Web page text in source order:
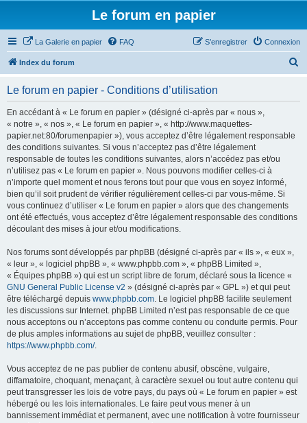
Le forum en papier
La Galerie en papier FAQ Connexion
S’enregistrer
Index du forum
Le forum en papier - Conditions d’utilisation
En accédant à « Le forum en papier » (désigné ci-après par « nous »,
« notre », « nos », « Le forum en papier », « http://www.maquettes-
papier.net:80/forumenpapier »), vous acceptez d’être légalement responsable
des conditions suivantes. Si vous n’acceptez pas d’être légalement
responsable de toutes les conditions suivantes, alors n’accédez pas et/ou
n’utilisez pas « Le forum en papier ». Nous pouvons modifier celles-ci à
n’importe quel moment et nous ferons tout pour que vous en soyez informé,
bien qu’il soit prudent de vérifier régulièrement celles-ci par vous-même. Si
vous continuez d’utiliser « Le forum en papier » alors que des changements
ont été effectués, vous acceptez d’être légalement responsable des conditions
découlant des mises à jour et/ou modifications.
Nos forums sont développés par phpBB (désigné ci-après par « ils », « eux »,
« leur », « logiciel phpBB », « www.phpbb.com », « phpBB Limited »,
« Équipes phpBB ») qui est un script libre de forum, déclaré sous la licence «
GNU General Public License v2 » (désigné ci-après par « GPL ») et qui peut
être téléchargé depuis www.phpbb.com. Le logiciel phpBB facilite seulement
les discussions sur Internet. phpBB Limited n’est pas responsable de ce que
nous acceptons ou n’acceptons pas comme contenu ou conduite permis. Pour
de plus amples informations au sujet de phpBB, veuillez consulter :
https://www.phpbb.com/.
Vous acceptez de ne pas publier de contenu abusif, obscène, vulgaire,
diffamatoire, choquant, menaçant, à caractère sexuel ou tout autre contenu qui
peut transgresser les lois de votre pays, du pays où « Le forum en papier » est
hébergé ou les lois internationales. Le faire peut vous mener à un
bannissement immédiat et permanent, avec une notification à votre fournisseur